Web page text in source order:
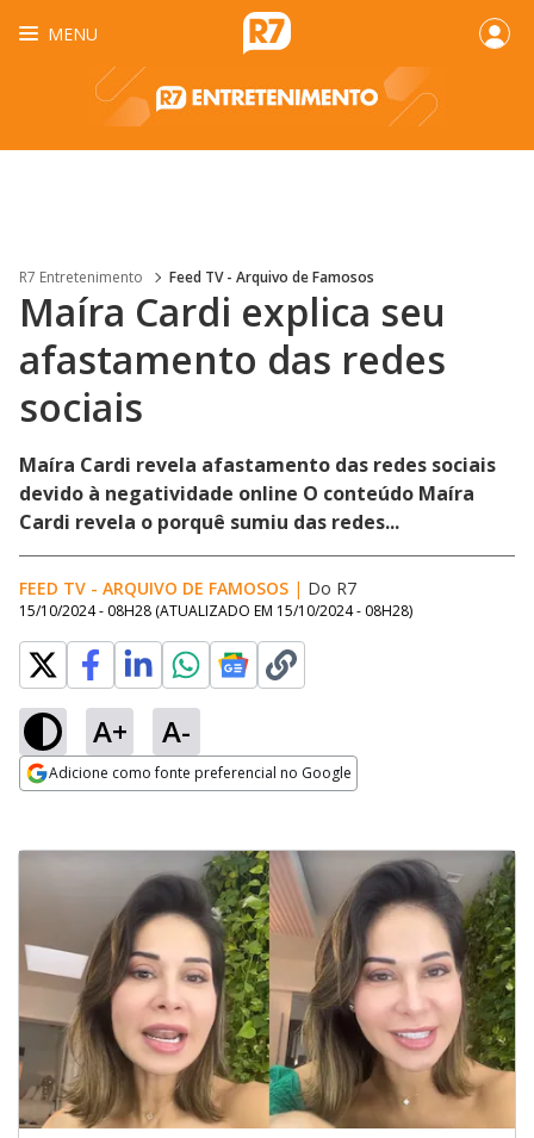
MENU
R7 Entretenimento Feed TV - Arquivo de Famosos
Maíra Cardi explica seu
afastamento das redes
sociais
Maíra Cardi revela afastamento das redes sociais
devido à negatividade online O conteúdo Maíra
Cardi revela o porquê sumiu das redes...
FEED TV - ARQUIVO DE FAMOSOS | Do R7
15/10/2024 - 08H28 (ATUALIZADO EM 15/10/2024 - 08H28)
A+ A-
Adicione como fonte preferencial no Google